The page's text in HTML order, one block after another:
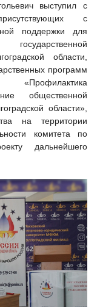
выступил с
с
поддержки для
области,
программ
общественной
области»,
на территории
комитета по
дальнейшего